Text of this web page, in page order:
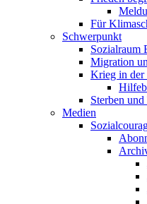
Für
Schwerpunkt
Sozialraum
Migration
Krieg in der
Sterben und
Medien